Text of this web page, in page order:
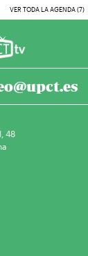
VER TODA LA AGENDA (7)
48